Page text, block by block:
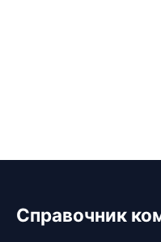
Справочник